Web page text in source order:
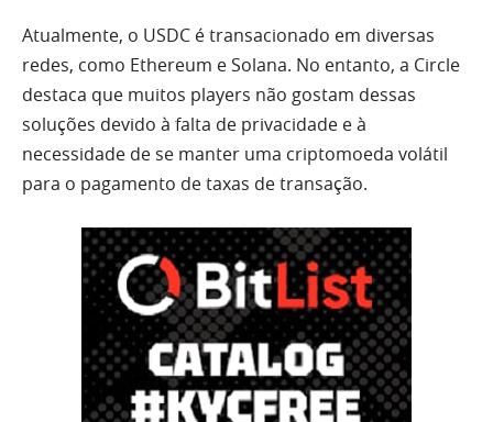
Atualmente, o USDC é transacionado em diversas
redes, como Ethereum e Solana. No entanto, a Circle
destaca que muitos players não gostam dessas
soluções devido à falta de privacidade e à
necessidade de se manter uma criptomoeda volátil
para o pagamento de taxas de transação.